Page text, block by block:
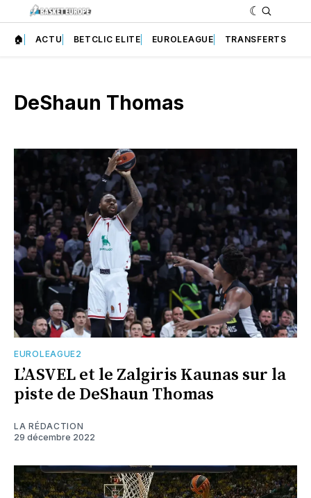
🏠 ACTU BETCLIC ELITE EUROLEAGUE TRANSFERTS
DeShaun Thomas
EUROLEAGUE2
L’ASVEL et le Zalgiris Kaunas sur la
piste de DeShaun Thomas
LA RÉDACTION
29 décembre 2022